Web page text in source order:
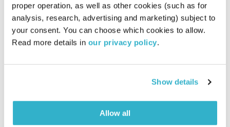
proper operation, as well as other cookies (such as for
analysis, research, advertising and marketing) subject to
your consent. You can choose which cookies to allow.
Read more details in our privacy policy.
Show details
Allow all
בני בא
בני בשן
24.01.23
01:00:11
לדבורים. ומוסיקה? פלא מלטש פלא. ואלוהים? איתנו. ויופי. טפו